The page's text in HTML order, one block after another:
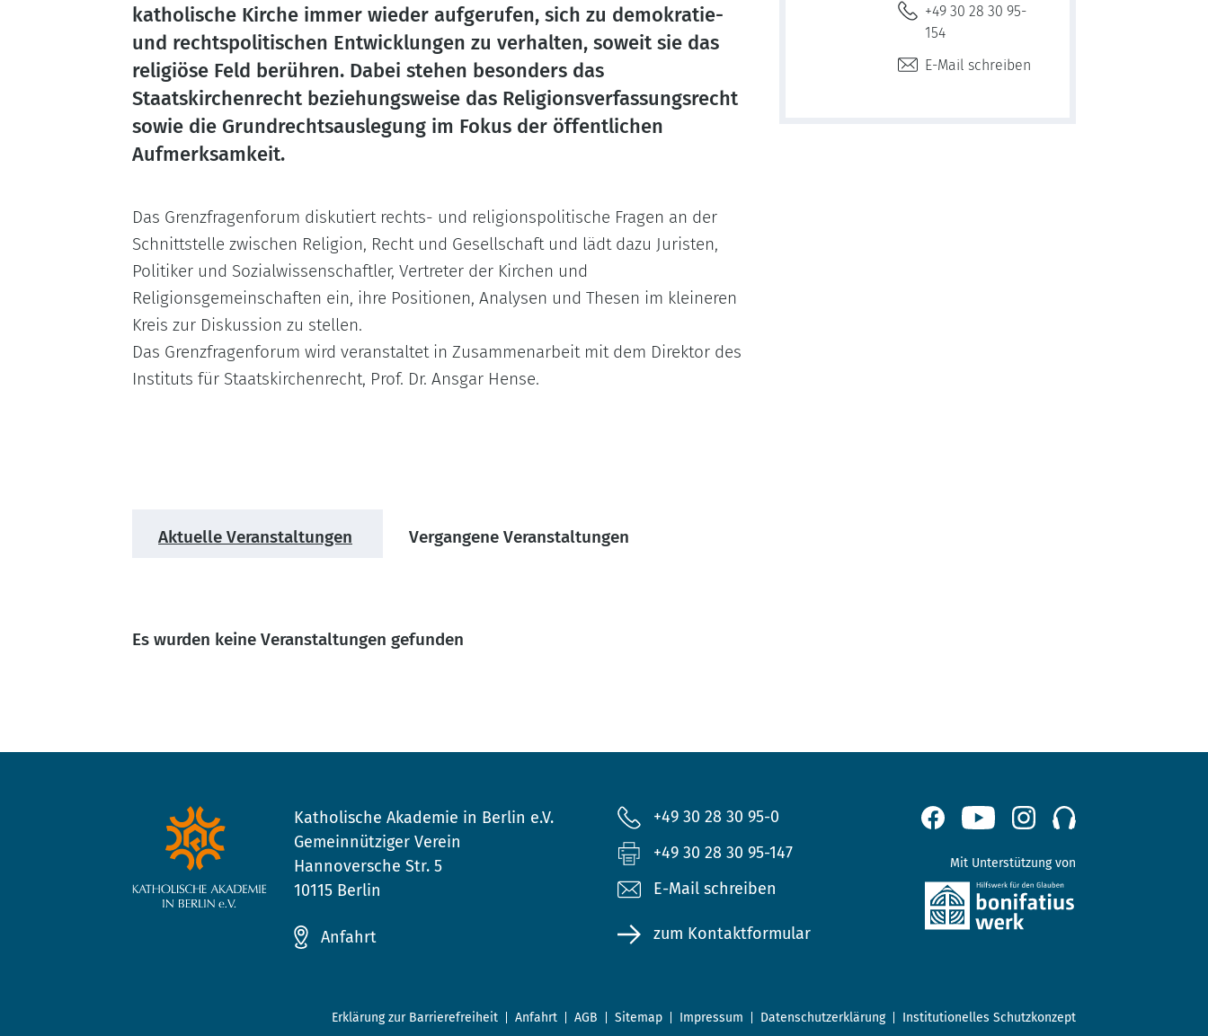
katholische Kirche immer wieder aufgerufen, sich zu demokratie-
und rechtspolitischen Entwicklungen zu verhalten, soweit sie das
religiöse Feld berühren. Dabei stehen besonders das
Staatskirchenrecht beziehungsweise das Religionsverfassungsrecht
sowie die Grundrechtsauslegung im Fokus der öffentlichen
Aufmerksamkeit.
Das Grenzfragenforum diskutiert rechts- und religionspolitische Fragen an der
Schnittstelle zwischen Religion, Recht und Gesellschaft und lädt dazu Juristen,
Politiker und Sozialwissenschaftler, Vertreter der Kirchen und
Religionsgemeinschaften ein, ihre Positionen, Analysen und Thesen im kleineren
Kreis zur Diskussion zu stellen.
Das Grenzfragenforum wird veranstaltet in Zusammenarbeit mit dem Direktor des
Instituts für Staatskirchenrecht, Prof. Dr. Ansgar Hense.
+49 30 28 30 95-
154
E-Mail schreiben
Aktuelle Veranstaltungen Vergangene Veranstaltungen
Es wurden keine Veranstaltungen gefunden
Katholische Akademie in Berlin e.V.
Gemeinnütziger Verein
Hannoversche Str. 5
10115 Berlin
Anfahrt
+49 30 28 30 95-0
+49 30 28 30 95-147
E-Mail schreiben
zum Kontaktformular
Mit Unterstützung von
Erklärung zur Barrierefreiheit Anfahrt AGB Sitemap Impressum Datenschutzerklärung Institutionelles Schutzkonzept